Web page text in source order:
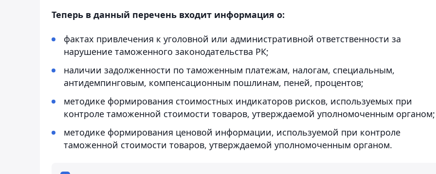
Теперь в данный перечень входит информация о:
фактах привлечения к уголовной или административной ответственности за
нарушение таможенного законодательства РК;
наличии задолженности по таможенным платежам, налогам, специальным,
антидемпинговым, компенсационным пошлинам, пеней, процентов;
методике формирования стоимостных индикаторов рисков, используемых при
контроле таможенной стоимости товаров, утверждаемой уполномоченным органом;
методике формирования ценовой информации, используемой при контроле
таможенной стоимости товаров, утверждаемой уполномоченным органом.